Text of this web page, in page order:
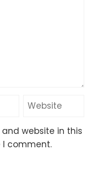
website in this
I comment.